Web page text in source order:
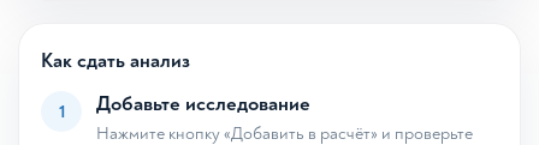
Как сдать анализ
1 Добавьте исследование
Нажмите кнопку «Добавить в расчёт» и проверьте